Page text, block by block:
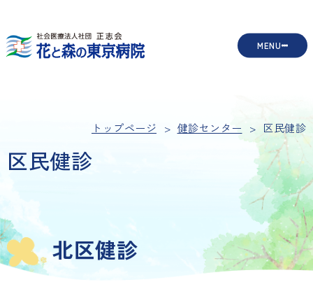
MENU
区民健診
トップページ 健診センター 区民健診
北区健診